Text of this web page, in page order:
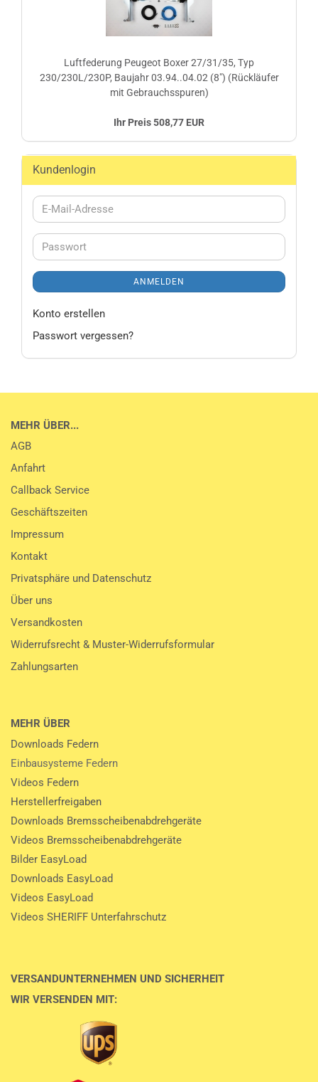
Luftfederung Peugeot Boxer 27/31/35, Typ
230/230L/230P, Baujahr 03.94..04.02 (8") (Rückläufer
mit Gebrauchsspuren)
Ihr Preis 508,77 EUR
Kundenlogin
E-
Mail-
Passwort
ANMELDEN
Konto erstellen
Passwort vergessen?
MEHR ÜBER...
AGB
Anfahrt
Callback Service
Geschäftszeiten
Impressum
Kontakt
Privatsphäre und Datenschutz
Über uns
Versandkosten
Widerrufsrecht & Muster-Widerrufsformular
Zahlungsarten
MEHR ÜBER
Downloads Federn
Einbausysteme Federn
Videos Federn
Herstellerfreigaben
Downloads Bremsscheibenabdrehgeräte
Videos Bremsscheibenabdrehgeräte
Bilder EasyLoad
Downloads EasyLoad
Videos EasyLoad
Videos SHERIFF Unterfahrschutz
VERSANDUNTERNEHMEN UND SICHERHEIT
WIR VERSENDEN MIT: